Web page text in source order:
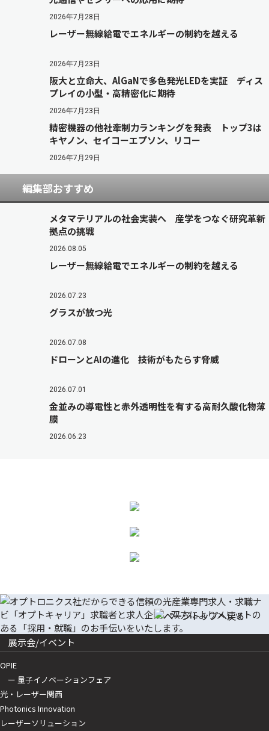
2026年7月28日
レーザー無線給電でエネルギーの制約を越える
2026年7月23日
阪大と立命大、AlGaNで多色発光LEDを実証 ディス
プレイの小型・高精密化に期待
2026年7月23日
精密機器の他社牽制力ランキングを発表 トップ3は
キヤノン、セイコーエプソン、リコー
2026年7月29日
編集部おすすめ
メタマテリアルの社会実装へ 産学をつなぐ研究革新
拠点の挑戦
2026.08.05
レーザー無線給電でエネルギーの制約を越える
2026.07.23
グラスが放つ光
2026.07.08
ドローンとAIの進化 技術がもたらす脅威
2026.07.01
金並みの導電性と赤外透明性を有する高耐久酸化物薄
膜
2026.06.23
展示会/イベント
OPIE
ー 量子イノベーションフェア
光・レーザー関西
Photonics Innovation
レーザーソリューション